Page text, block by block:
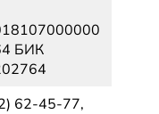
БИК
62-45-77,